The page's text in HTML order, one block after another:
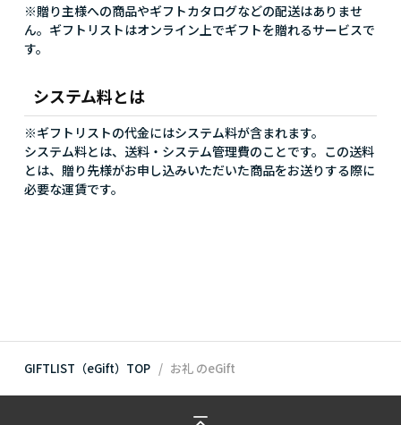
※贈り主様への商品やギフトカタログなどの配送はありませ
ん。ギフトリストはオンライン上でギフトを贈れるサービスで
す。
システム料とは
※ギフトリストの代金にはシステム料が含まれます。
システム料とは、送料・システム管理費のことです。この送料
とは、贈り先様がお申し込みいただいた商品をお送りする際に
必要な運賃です。
GIFTLIST（eGift）TOP お礼 のeGift